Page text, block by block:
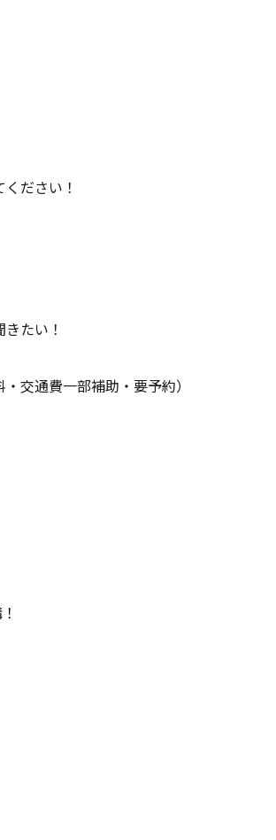
ださい！
たい！
・交通費一部補助・要予約）